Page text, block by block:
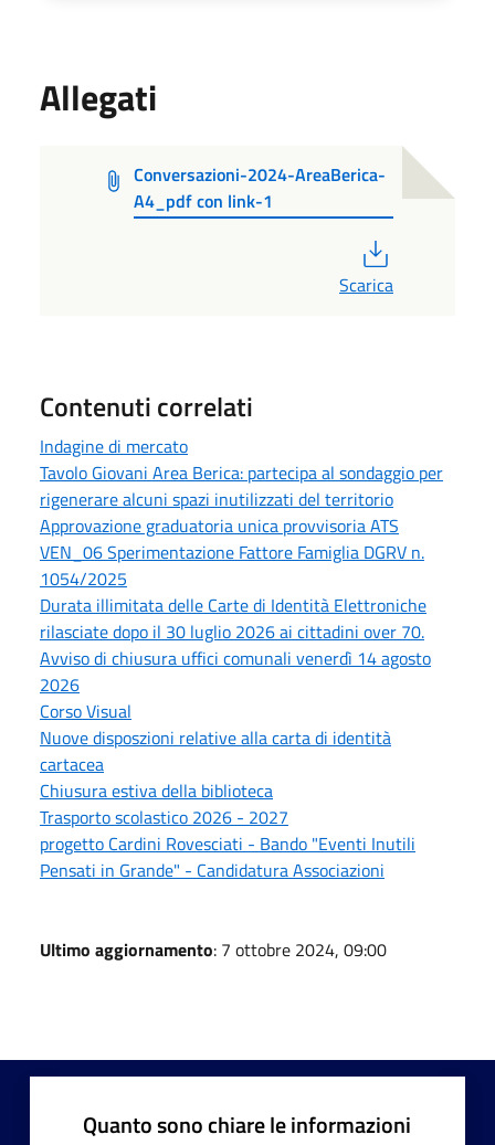
Allegati
Conversazioni-2024-AreaBerica-
A4_pdf con link-1
Scarica
Contenuti correlati
Indagine di mercato
Tavolo Giovani Area Berica: partecipa al sondaggio per
rigenerare alcuni spazi inutilizzati del territorio
Approvazione graduatoria unica provvisoria ATS
VEN_06 Sperimentazione Fattore Famiglia DGRV n.
1054/2025
Durata illimitata delle Carte di Identità Elettroniche
rilasciate dopo il 30 luglio 2026 ai cittadini over 70.
Avviso di chiusura uffici comunali venerdì 14 agosto
2026
Corso Visual
Nuove disposzioni relative alla carta di identità
cartacea
Chiusura estiva della biblioteca
Trasporto scolastico 2026 - 2027
progetto Cardini Rovesciati - Bando "Eventi Inutili
Pensati in Grande" - Candidatura Associazioni
Ultimo aggiornamento: 7 ottobre 2024, 09:00
Quanto sono chiare le informazioni